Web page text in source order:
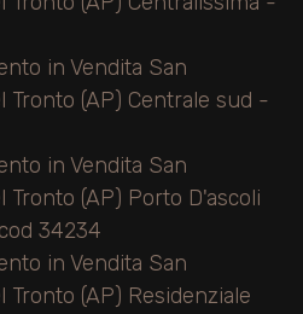
in Vendita San
Tronto (AP) Centrale sud -
in Vendita San
Tronto (AP) Porto D'ascoli
34234
in Vendita San
Tronto (AP) Residenziale